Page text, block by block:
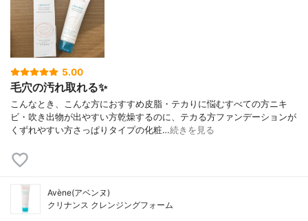
5.00
毛穴の汚れ取れる✨
こんなとき、こんな方におすすめ皮脂・テカりに悩むすべての方ニキ
ビ・吹き出物が出やすい方乾燥するのに、テカる方ファンデーションが
くずれやすい方さっぱりタイプの化粧…続きを見る
Avène(アベンヌ)
クリナンス クレンジングフォーム